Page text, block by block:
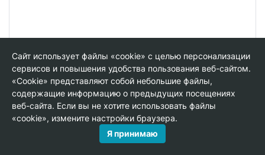
PRA003 Карандаш Граффити серый светлый
20*2 бордюр
В упаковке: Размер:
2*20 см
Вес:0.082 кг
163.48 руб.
шт
Сайт использует файлы «cookie» с целью персонализации
сервисов и повышения удобства пользования веб-сайтом.
«Cookie» представляют собой небольшие файлы,
содержащие информацию о предыдущих посещениях
веб-сайта. Если вы не хотите использовать файлы
«cookie», измените настройки браузера.
Я принимаю